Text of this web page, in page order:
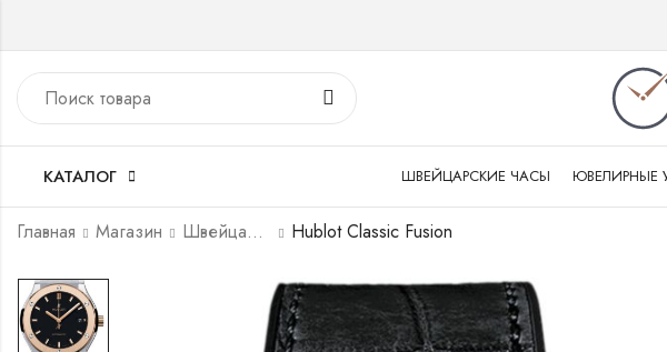
КАТАЛОГ ШВЕЙЦАРСКИЕ ЧАСЫ ЮВЕЛИРНЫЕ
Главная Магазин Швейцарские часы Hublot Classic Fusion